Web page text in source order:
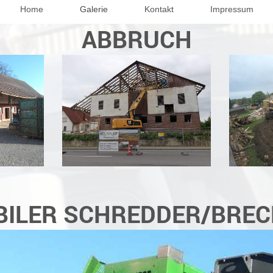
Home Galerie Kontakt Impressum
ABBRUCH
SCHREDDER/